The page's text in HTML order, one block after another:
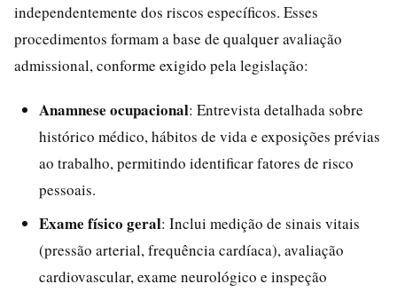
independentemente dos riscos específicos. Esses
procedimentos formam a base de qualquer avaliação
admissional, conforme exigido pela legislação:
Anamnese ocupacional: Entrevista detalhada sobre
histórico médico, hábitos de vida e exposições prévias
ao trabalho, permitindo identificar fatores de risco
pessoais.
Exame físico geral: Inclui medição de sinais vitais
(pressão arterial, frequência cardíaca), avaliação
cardiovascular, exame neurológico e inspeção